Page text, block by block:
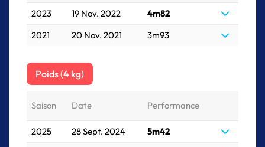
2023 19 Nov. 2022
4m82
2021
20 Nov. 2021 3m93
Poids (4 kg)
Saison Date Performance
2025 28 Sept. 2024
5m42